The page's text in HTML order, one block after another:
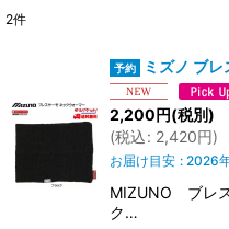
並び順:
2件
ミズノ ブ
2,200円(税別)
(税込: 2,420円)
お届け目安 : 2026
MIZUNO ブレス
ク…